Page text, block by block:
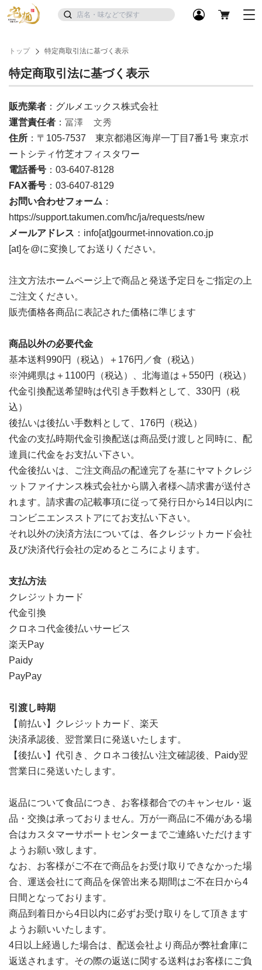
トップ 特定商取引法に基づく表示
特定商取引法に基づく表示
販売業者 ：グルメエックス株式会社
運営責任者 ： 冨澤 文秀
住所 ：〒105-7537 東京都港区海岸一丁目7番1号 東京ポ
ートシティ竹芝オフィスタワー
電話番号 ：03-6407-8128
FAX番号 ：03-6407-8129
お問い合わせフォーム ：
https://support.takumen.com/hc/ja/requests/new
メールアドレス ：info[at]gourmet-innovation.co.jp
[at]を@に変換してお送りください。
注文方法ホームページ上で商品と発送予定日をご指定の上
ご注文ください。
販売価格各商品に表記された価格に準じます
商品以外の必要代金
基本送料990円（税込）＋176円／食（税込）
※沖縄県は＋1100円（税込）、北海道は＋550円（税込）
代金引換配送希望時は代引き手数料として、330円（税
込）
後払いは後払い手数料として、176円（税込）
代金の支払時期代金引換配送は商品受け渡しと同時に、配
達員に代金をお支払い下さい。
代金後払いは、ご注文商品の配達完了を基にヤマトクレジ
ットファイナンス株式会社から購入者様へ請求書が送付さ
れます。請求書の記載事項に従って発行日から14日以内に
コンビニエンスストアにてお支払い下さい。
それ以外の決済方法については、各クレジットカード会社
及び決済代行会社の定めるところによります。
支払方法
クレジットカード
代金引換
クロネコ代金後払いサービス
楽天Pay
Paidy
PayPay
引渡し時期
【前払い】クレジットカード、楽天
決済承認後、翌営業日に発送いたします。
【後払い】代引き、クロネコ後払い注文確認後、Paidy翌
営業日に発送いたします。
返品について食品につき、お客様都合でのキャンセル・返
品・交換は承っておりません。万が一商品に不備がある場
合はカスタマーサポートセンターまでご連絡いただけます
ようお願い致します。
なお、お客様がご不在で商品をお受け取りできなかった場
合、運送会社にて商品を保管出来る期間はご不在日から4
日間となっております。
商品到着日から4日以内に必ずお受け取りをして頂きます
ようお願いいたします。
4日以上経過した場合は、配送会社より商品が弊社倉庫に
返送されます。その際の返送に関する送料はお客様にご負